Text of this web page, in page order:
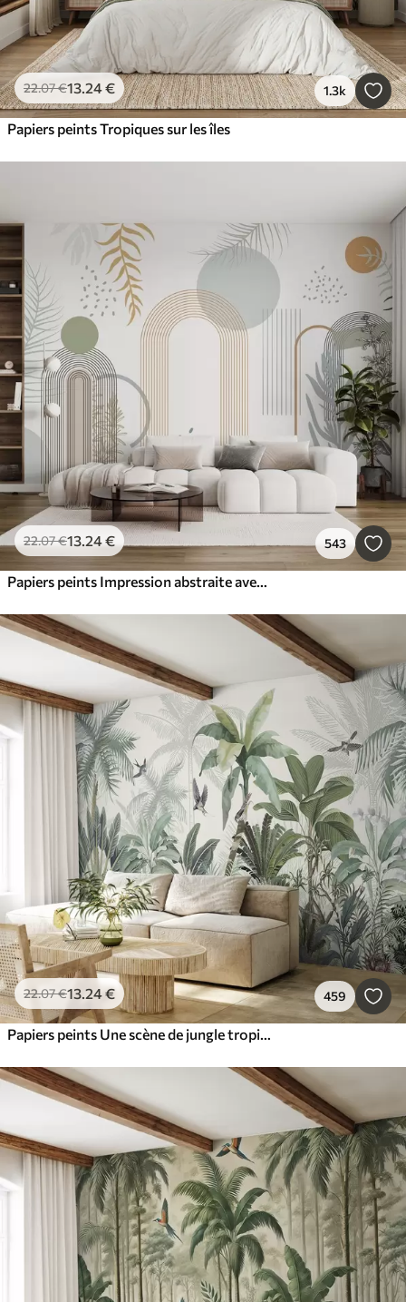
22.07€13.24€ 1.3k
Papiers peints Tropiques sur les îles
22.07€13.24€ 543
Papiers peints Impression abstraite avec des formes géométriques, des arcs et des feuilles tropicales sur fond blanc
22.07€13.24€ 459
Papiers peints Une scène de jungle tropicale luxuriante avec divers palmiers, de grandes feuilles et des fleurs colorées au premier plan